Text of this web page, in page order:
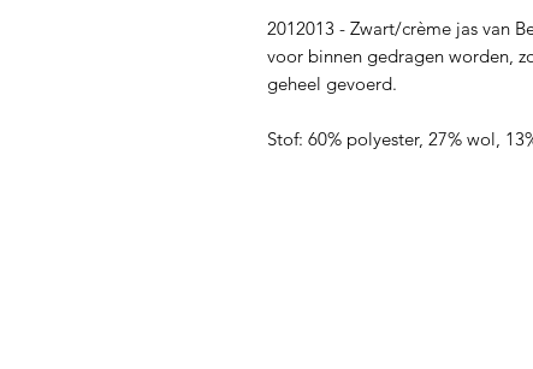
2012013 - Zwart/crème jas van
voor binnen gedragen worden,
geheel gevoerd.
Stof: 60% polyester, 27% wol,